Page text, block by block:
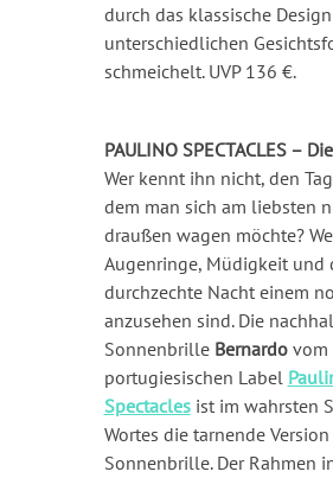
durch das klassische
unterschiedlichen
schmeichelt. UVP 136 €.
PAULINO SPECTACLES –
Wer kennt ihn nicht, den
dem man sich am liebsten
draußen wagen möchte?
Augenringe, Müdigkeit und
durchzechte Nacht einem
anzusehen sind. Die
Sonnenbrille Bernardovom
portugiesischen Label
Spectaclesist im wahrsten
Wortes die tarnende
Sonnenbrille. Der Rahmen